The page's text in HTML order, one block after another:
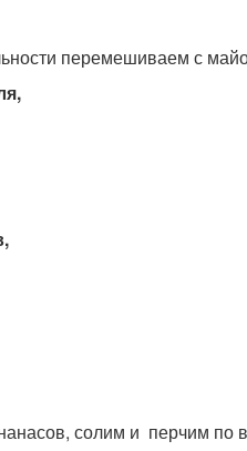
перемешиваем с
солим и перчим по